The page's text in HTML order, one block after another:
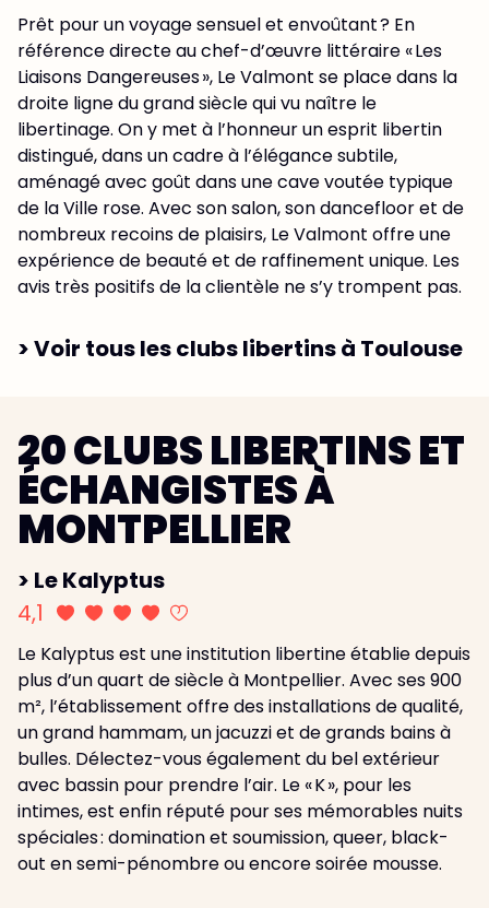
Prêt pour un voyage sensuel et envoûtant ? En
référence directe au chef-d’œuvre littéraire « Les
Liaisons Dangereuses », Le Valmont se place dans la
droite ligne du grand siècle qui vu naître le
libertinage. On y met à l’honneur un esprit libertin
distingué, dans un cadre à l’élégance subtile,
aménagé avec goût dans une cave voutée typique
de la Ville rose. Avec son salon, son dancefloor et de
nombreux recoins de plaisirs, Le Valmont offre une
expérience de beauté et de raffinement unique. Les
avis très positifs de la clientèle ne s’y trompent pas.
> Voir tous les clubs libertins à Toulouse
20 CLUBS LIBERTINS ET
ÉCHANGISTES À
MONTPELLIER
> Le Kalyptus
4,1
Le Kalyptus est une institution libertine établie depuis
plus d’un quart de siècle à Montpellier. Avec ses 900
m², l’établissement offre des installations de qualité,
un grand hammam, un jacuzzi et de grands bains à
bulles. Délectez-vous également du bel extérieur
avec bassin pour prendre l’air. Le « K », pour les
intimes, est enfin réputé pour ses mémorables nuits
spéciales : domination et soumission, queer, black-
out en semi-pénombre ou encore soirée mousse.